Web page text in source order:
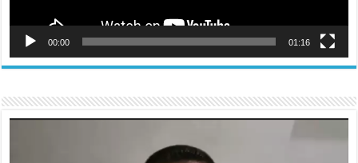
00:00 01:16
Reproductor